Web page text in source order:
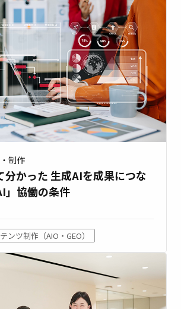
制作
分かった 生成AIを成果につな
協働の条件
ンツ制作（AIO・GEO）